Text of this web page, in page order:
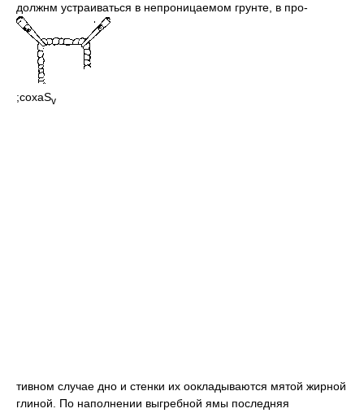
должнм устраиваться в непроницаемом грунте, в про-
;coxaSv
тивном случае дно и стенки их оокладываются мятой жирной
глиной. По наполнении выгребной ямы последняя